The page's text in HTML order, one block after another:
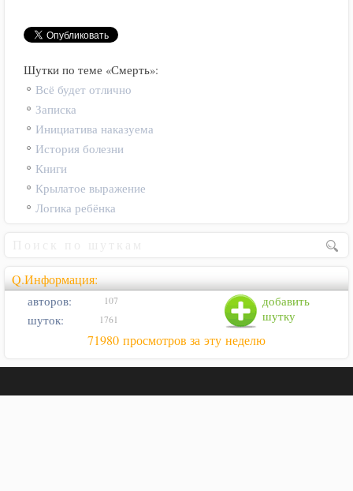
Шутки по теме «Смерть»:
Всё будет отлично
Записка
Инициатива наказуема
История болезни
Книги
Крылатое выражение
Логика ребёнка
Q.Информация:
добавить
шутку
авторов: 107
шуток: 1761
71980 просмотров за эту неделю